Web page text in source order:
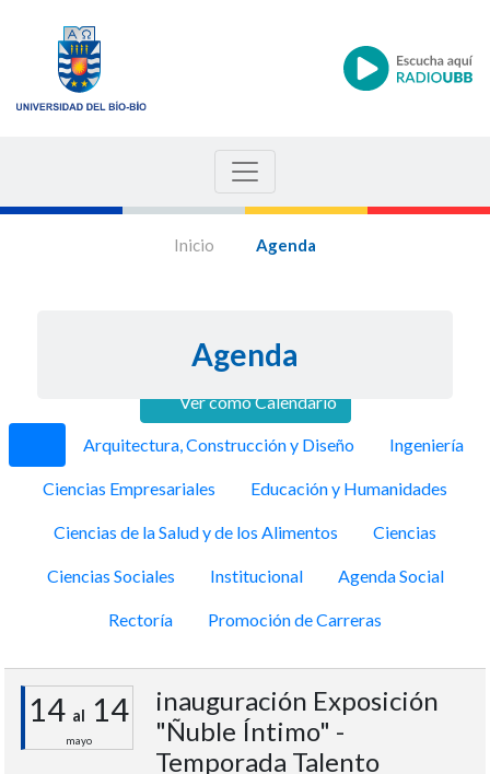
Inicio Agenda
Agenda
Anterior
Ver como Calendario
Arquitectura, Construcción y Diseño Ingeniería
Ciencias Empresariales Educación y Humanidades
Ciencias de la Salud y de los Alimentos Ciencias
Ciencias Sociales Institucional Agenda Social
Rectoría Promoción de Carreras
14 al 14
mayo
inauguración Exposición
"Ñuble Íntimo" -
Temporada Talento